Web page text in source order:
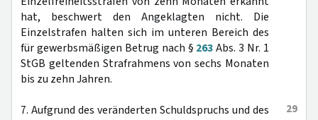
hat, beschwert den Angeklagten nicht. Die
Einzelstrafen halten sich im unteren Bereich des
für gewerbsmäßigen Betrug nach § 263Abs. 3 Nr. 1
StGB geltenden Strafrahmens von sechs Monaten
bis zu zehn Jahren.
29
7. Aufgrund des veränderten Schuldspruchs und des